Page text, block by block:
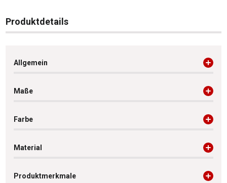
Produktdetails
Allgemein
Maße
Farbe
Material
Produktmerkmale